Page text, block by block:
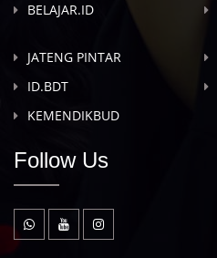
BELAJAR.ID
JATENG PINTAR
ID.BDT
KEMENDIKBUD
Follow Us